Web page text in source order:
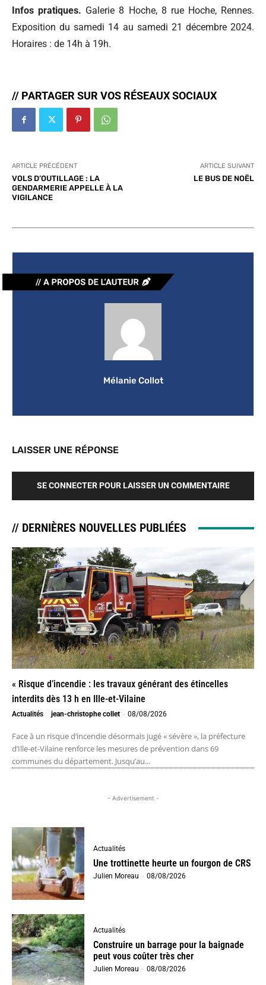
Infos pratiques. Galerie 8 Hoche, 8 rue Hoche, Rennes.
Exposition du samedi 14 au samedi 21 décembre 2024.
Horaires : de 14h à 19h.
// PARTAGER SUR VOS RÉSEAUX SOCIAUX
ARTICLE PRÉCÉDENT
VOLS D’OUTILLAGE : LA
GENDARMERIE APPELLE À LA
VIGILANCE
ARTICLE SUIVANT
LE BUS DE NOËL
Mélanie Collot
LAISSER UNE RÉPONSE
SE CONNECTER POUR LAISSER UN COMMENTAIRE
// DERNIÈRES NOUVELLES PUBLIÉES
« Risque d’incendie : les travaux générant des étincelles
interdits dès 13 h en Ille-et-Vilaine
Actualités jean-christophe collet - 08/08/2026
Face à un risque d’incendie désormais jugé « sévère », la préfecture
d’Ille-et-Vilaine renforce les mesures de prévention dans 69
communes du département. Jusqu’au...
- Advertisement -
Actualités
Une trottinette heurte un fourgon de CRS
Julien Moreau - 08/08/2026
Actualités
Construire un barrage pour la baignade
peut vous coûter très cher
Julien Moreau - 08/08/2026